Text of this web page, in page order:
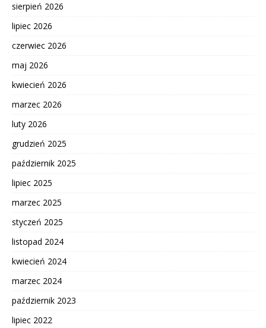
sierpień 2026
lipiec 2026
czerwiec 2026
maj 2026
kwiecień 2026
marzec 2026
luty 2026
grudzień 2025
październik 2025
lipiec 2025
marzec 2025
styczeń 2025
listopad 2024
kwiecień 2024
marzec 2024
październik 2023
lipiec 2022